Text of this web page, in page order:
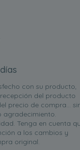
con su producto,
del producto
precio de compra...
agradecimiento.
Tenga en cuenta
a los cambios y
original.